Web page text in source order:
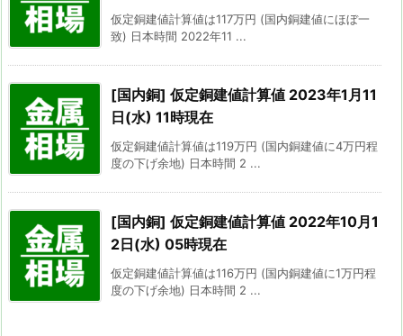
仮定銅建値計算値は117万円 (国内銅建値にほぼ一
致) 日本時間 2022年11 ...
[国内銅] 仮定銅建値計算値 2023年1月11
日(水) 11時現在
仮定銅建値計算値は119万円 (国内銅建値に4万円程
度の下げ余地) 日本時間 2 ...
[国内銅] 仮定銅建値計算値 2022年10月1
2日(水) 05時現在
仮定銅建値計算値は116万円 (国内銅建値に1万円程
度の下げ余地) 日本時間 2 ...